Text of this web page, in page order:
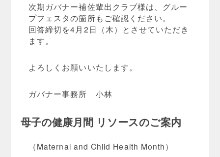
次期ガバナー補佐輩出クラブ様は、グルー
プフェスタの箇所もご確認ください。
回答締切を4月2日（木）とさせていただき
ます。
よろしくお願いいたします。
ガバナー事務所 小林
母子の健康月間 リソースのご案内
（Maternal and Child Health Month）